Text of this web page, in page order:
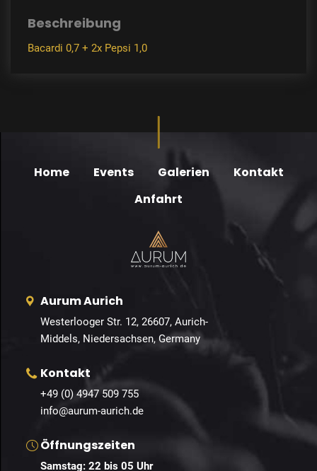
Beschreibung
Bacardi 0,7 + 2x Pepsi 1,0
Home Events Galerien
Kontakt
Anfahrt
Aurum Aurich
Westerlooger Str. 12, 26607, Aurich-
Middels, Niedersachsen, Germany
Kontakt
+49 (0) 4947 509 755
info@aurum-aurich.de
Öffnungszeiten
Samstag: 22 bis 05 Uhr